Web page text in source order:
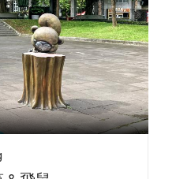
building,
hotel and gift